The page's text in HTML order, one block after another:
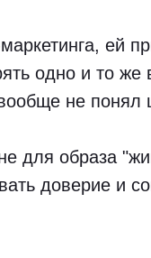
ей
одно и то же
не понял
для образа
доверие и